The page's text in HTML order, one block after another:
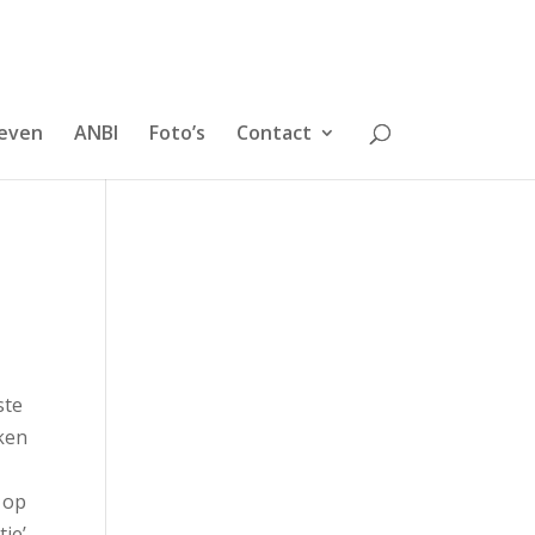
ANBI Foto’s Contact